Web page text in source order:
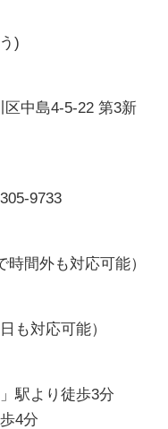
)
区中島4-5-22 第3新
9733
間外も対応可能）
も対応可能）
駅より徒歩3分
4分